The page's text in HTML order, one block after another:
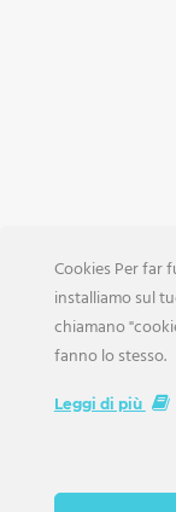
Cookies Per far
installiamo sul
chiamano
fanno lo stesso.
Leggi di più